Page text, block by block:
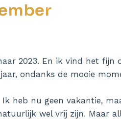
2023. En ik vind het fijn
ondanks de mooie
heb nu geen vakantie,
wel vrij zijn. Maar